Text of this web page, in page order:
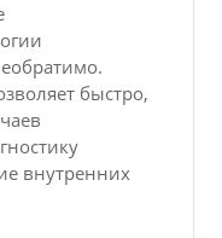
быстро,
внутренних